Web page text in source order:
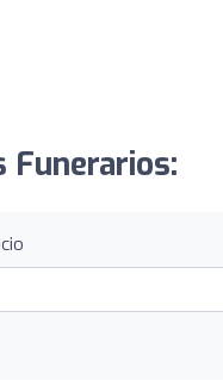
Funerarios: